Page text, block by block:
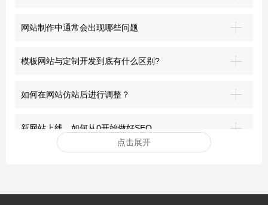
网站制作中通常会出现哪些问题
模板网站与定制开发到底有什么区别?
如何在网站仿站后进行调整？
新网站上线，如何从0开始做好SEO
突破界限：青岛网站建设的前沿探索
点击展开